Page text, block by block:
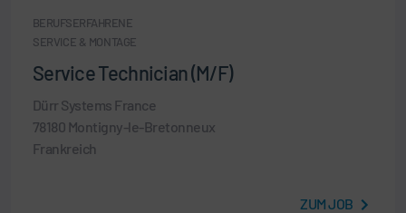
BERUFSERFAHRENE
SERVICE & MONTAGE
Service Technician (M/F)
Dürr Systems France
78180 Montigny-le-Bretonneux
Frankreich
ZUM JOB